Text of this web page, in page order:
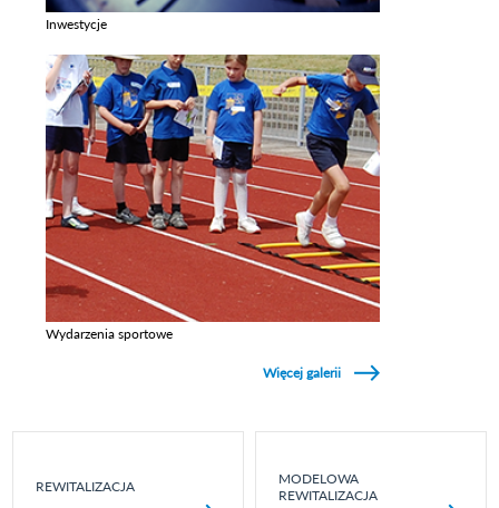
Inwestycje
Wydarzenia sportowe
Więcej galerii
REWITALIZACJA
MODELOWA
REWITALIZACJA